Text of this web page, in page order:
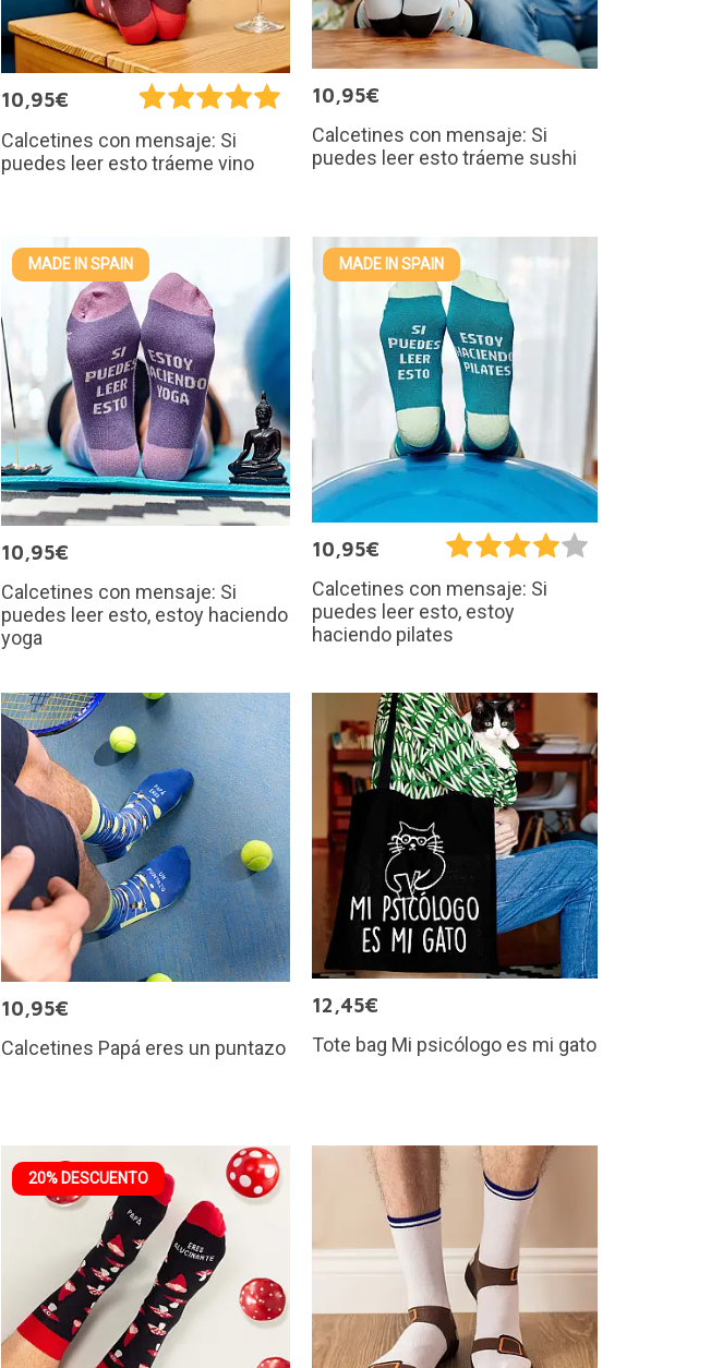
10,95€
Calcetines con mensaje: Si
puedes leer esto tráeme vino
10,95€
Calcetines con mensaje: Si
puedes leer esto tráeme sushi
MADE IN SPAIN
10,95€
Calcetines con mensaje: Si
puedes leer esto, estoy haciendo
yoga
MADE IN SPAIN
10,95€
Calcetines con mensaje: Si
puedes leer esto, estoy
haciendo pilates
10,95€
Calcetines Papá eres un puntazo
12,45€
Tote bag Mi psicólogo es mi gato
20% DESCUENTO